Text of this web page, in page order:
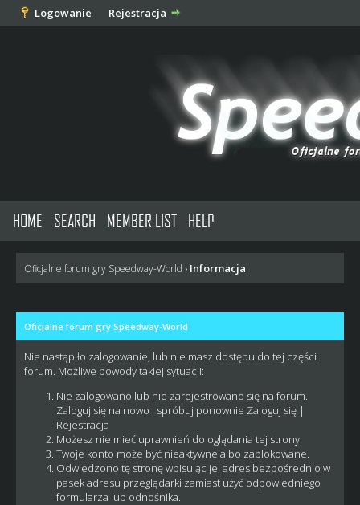
Logowanie Rejestracja
HOME SEARCH MEMBER LIST HELP
Oficjalne forum gry Speedway-World › Informacja
Oficjalne forum gry Speedway-World
Nie nastąpiło zalogowanie, lub nie masz dostępu do tej części
forum. Możliwe powody takiej sytuacji:
Nie zalogowano lub nie zarejestrowano się na forum.
Zaloguj się na nowo i spróbuj ponownie Zaloguj się|
Rejestracja
Możesz nie mieć uprawnień do oglądania tej strony.
Twoje konto może być nieaktywne albo zablokowane.
Odwiedzono tę stronę wpisując jej adres bezpośrednio w
pasek adresu przeglądarki zamiast użyć odpowiedniego
formularza lub odnośnika.